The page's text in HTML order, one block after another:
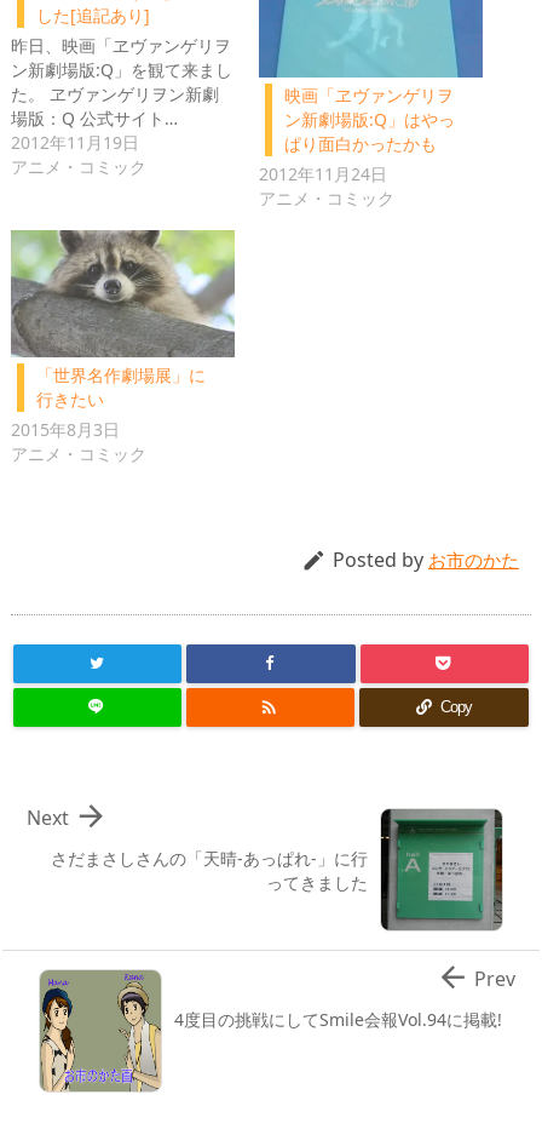
した[追記あり]
昨日、映画「ヱヴァンゲリヲ
ン新劇場版:Q」を観て来まし
た。 ヱヴァンゲリヲン新劇
場版：Q 公式サイト…
2012年11月19日
アニメ・コミック
映画「ヱヴァンゲリヲ
ン新劇場版:Q」はやっ
ぱり面白かったかも
2012年11月24日
アニメ・コミック
「世界名作劇場展」に
行きたい
2015年8月3日
アニメ・コミック
 Posted by お市のかた
 Copy
さだまさしさんの「天晴-あっぱれ-」に行
ってきました

Next
4度目の挑戦にしてSmile会報Vol.94に掲載!
 Prev